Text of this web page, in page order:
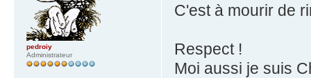
C'est à mourir de
Respect !
Moi aussi je suis
pedroiy
Administrateur